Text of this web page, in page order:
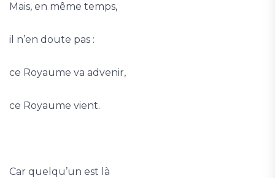
Mais, en même temps,
il n’en doute pas :
ce Royaume va advenir,
ce Royaume vient.
Car quelqu’un est là